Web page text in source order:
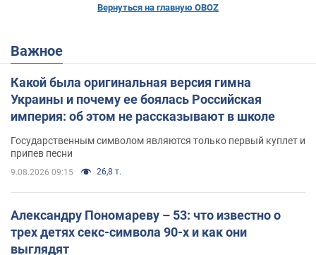
Вернуться на главную OBOZ
Важное
Какой была оригинальная версия гимна
Украины и почему ее боялась Российская
империя: об этом не рассказывают в школе
Государственным символом являются только первый куплет и
припев песни
9.08.2026 09:15 26,8 т.
Александру Пономареву – 53: что известно о
трех детях секс-символа 90-х и как они
выглядят